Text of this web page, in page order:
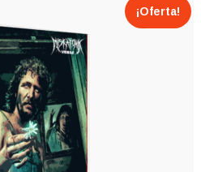
¡Oferta!